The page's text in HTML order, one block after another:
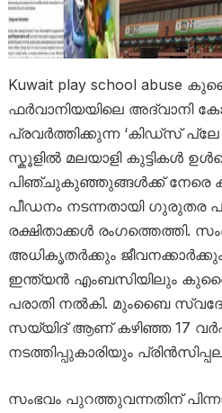
Kuwait play school abuse
ഫർവാനിയയിലെ അദ്വാനി
പ്രവർത്തിക്കുന്ന ‘കിഡ്‌സ്
സ്കൂളിൽ മലയാളി കുട്ടികൾ
പിഞ്ചുകുഞ്ഞുങ്ങൾക്ക് നേരെ
പീഡനം നടന്നതായി ഗുരുതര
രക്ഷിതാക്കൾ രംഗത്തെത്തി.
അധികൃതർക്കും
ഇന്ത്യൻ എംബസിയിലും
പരാതി നൽകി. മുംബൈ
സയ്യിദ് ആണ് കഴിഞ്ഞ 17
നടത്തിപ്പുകാരിയും
സംഭവം പുറത്തുവന്നതിന്